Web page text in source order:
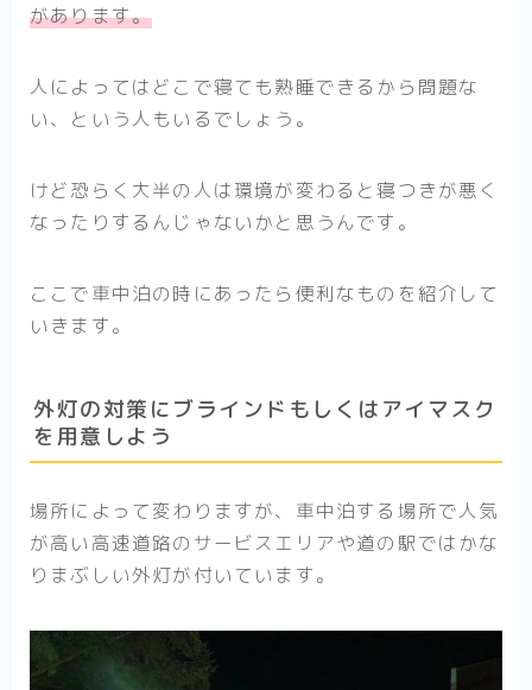
があります。
人によってはどこで寝ても熟睡できるから問題な
い、という人もいるでしょう。
けど恐らく大半の人は環境が変わると寝つきが悪く
なったりするんじゃないかと思うんです。
ここで車中泊の時にあったら便利なものを紹介して
いきます。
外灯の対策にブラインドもしくはアイマスク
を用意しよう
場所によって変わりますが、車中泊する場所で人気
が高い高速道路のサービスエリアや道の駅ではかな
りまぶしい外灯が付いています。